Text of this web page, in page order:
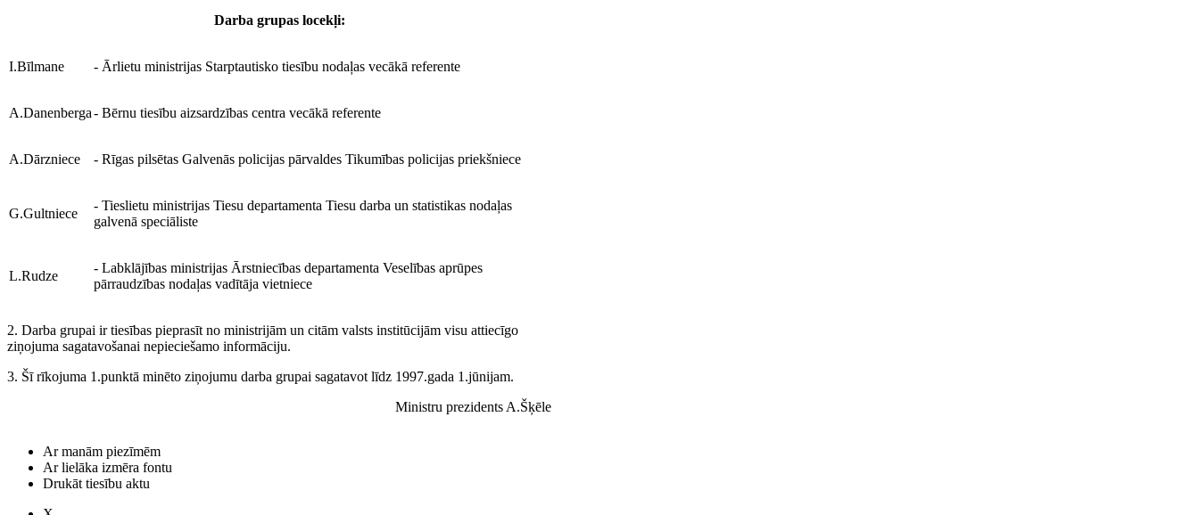
Darba grupas locekļi:
I.Bīlmane - Ārlietu ministrijas Starptautisko tiesību nodaļas vecākā referente
A.Danenberga- Bērnu tiesību aizsardzības centra vecākā referente
A.Dārzniece - Rīgas pilsētas Galvenās policijas pārvaldes Tikumības policijas priekšniece
G.Gultniece
- Tieslietu ministrijas Tiesu departamenta Tiesu darba un statistikas nodaļas
galvenā speciāliste
L.Rudze
- Labklājības ministrijas Ārstniecības departamenta Veselības aprūpes
pārraudzības nodaļas vadītāja vietniece
2. Darba grupai ir tiesības pieprasīt no ministrijām un citām valsts institūcijām visu attiecīgo
ziņojuma sagatavošanai nepieciešamo informāciju.
3. Šī rīkojuma 1.punktā minēto ziņojumu darba grupai sagatavot līdz 1997.gada 1.jūnijam.
Ministru prezidents A.Šķēle
Ar manām piezīmēm
Ar lielāka izmēra fontu
Drukāt tiesību aktu